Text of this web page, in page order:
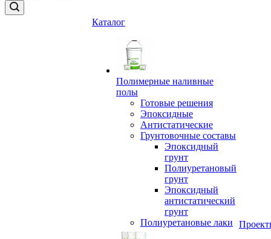
Каталог
Полимерные наливные
полы
Готовые решения
Эпоксидные
Антистатические
Грунтовочные составы
Эпоксидный
грунт
Полиуретановый
грунт
Эпоксидный
антистатический
грунт
Полиуретановые лаки